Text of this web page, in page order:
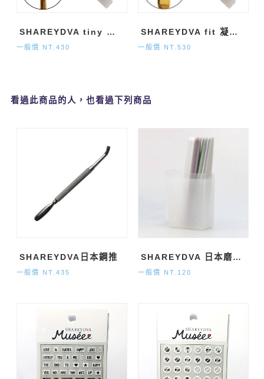
SHAREYDVA tiny 凝膠窄版平筆(含蓋)
一般價 NT.430
SHAREYDVA fit 凝膠方圓筆(含蓋)
一般價 NT.530
看過此商品的人，也看過下列商品
SHAREYDVA日本鋼推
一般價 NT.435
SHAREYDVA 日本磨棒放置盒
一般價 NT.120